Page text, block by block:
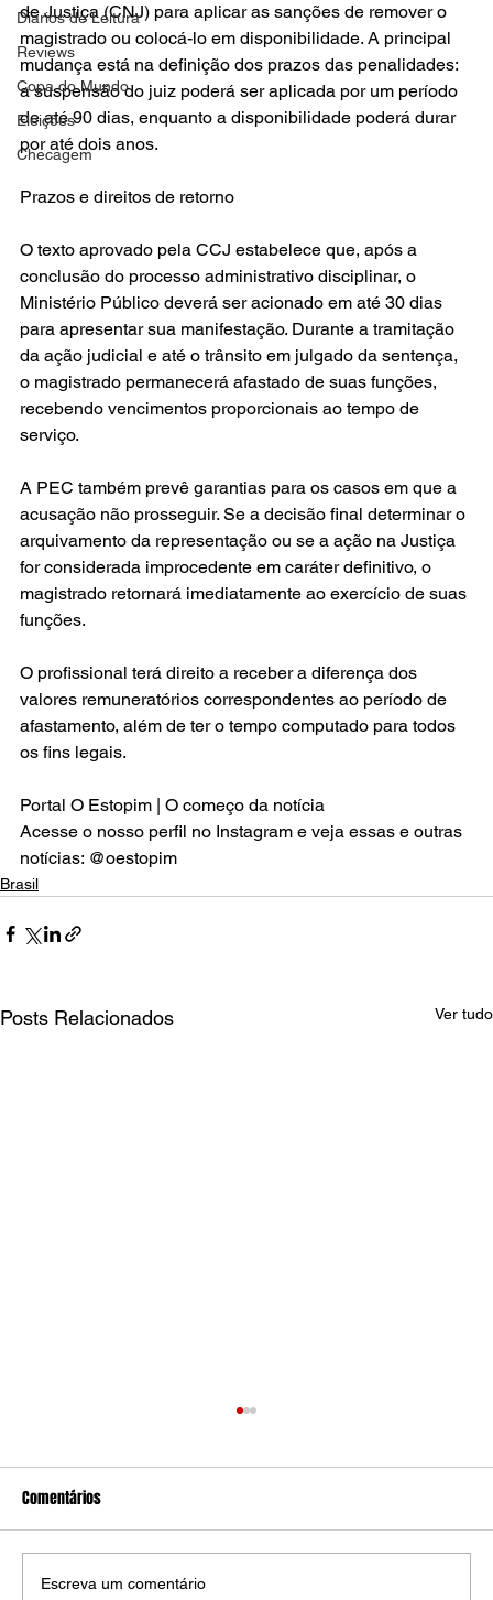
Diários de Leitura
Reviews
Copa do Mundo
Eleições
Checagem
de Justiça (CNJ) para aplicar as sanções de remover o
magistrado ou colocá-lo em disponibilidade. A principal
mudança está na definição dos prazos das penalidades:
a suspensão do juiz poderá ser aplicada por um período
de até 90 dias, enquanto a disponibilidade poderá durar
por até dois anos.
Prazos e direitos de retorno
O texto aprovado pela CCJ estabelece que, após a
conclusão do processo administrativo disciplinar, o
Ministério Público deverá ser acionado em até 30 dias
para apresentar sua manifestação. Durante a tramitação
da ação judicial e até o trânsito em julgado da sentença,
o magistrado permanecerá afastado de suas funções,
recebendo vencimentos proporcionais ao tempo de
serviço.
A PEC também prevê garantias para os casos em que a
acusação não prosseguir. Se a decisão final determinar o
arquivamento da representação ou se a ação na Justiça
for considerada improcedente em caráter definitivo, o
magistrado retornará imediatamente ao exercício de suas
funções.
O profissional terá direito a receber a diferença dos
valores remuneratórios correspondentes ao período de
afastamento, além de ter o tempo computado para todos
os fins legais.
Portal O Estopim | O começo da notícia
Acesse o nosso perfil no Instagram e veja essas e outras
notícias: @oestopim
Brasil
Posts Relacionados Ver tudo
Comentários
Escreva um comentário